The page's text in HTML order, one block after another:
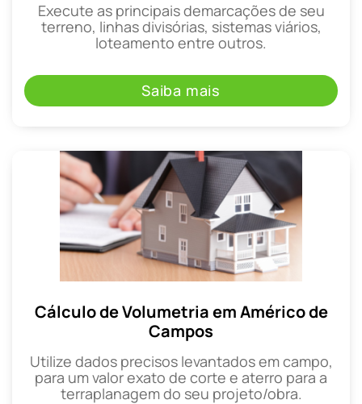
Execute as principais demarcações de seu
terreno, linhas divisórias, sistemas viários,
loteamento entre outros.
Saiba mais
Cálculo de Volumetria em Américo de
Campos
Utilize dados precisos levantados em campo,
para um valor exato de corte e aterro para a
terraplanagem do seu projeto/obra.